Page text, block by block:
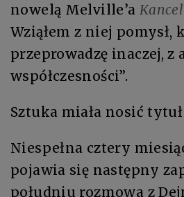
nowelą Melville’a
Wziąłem z niej pomysł,
przeprowadzę inaczej, z
współczesności”.
Sztuka miała nosić tytuł
Niespełna cztery
pojawia się następny
południu rozmowa z